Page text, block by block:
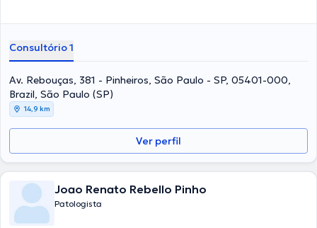
Consultório 1
Av. Rebouças, 381 - Pinheiros, São Paulo - SP, 05401-000,
Brazil, São Paulo (SP)
14,9 km
Ver perfil
Joao Renato Rebello Pinho
Patologista